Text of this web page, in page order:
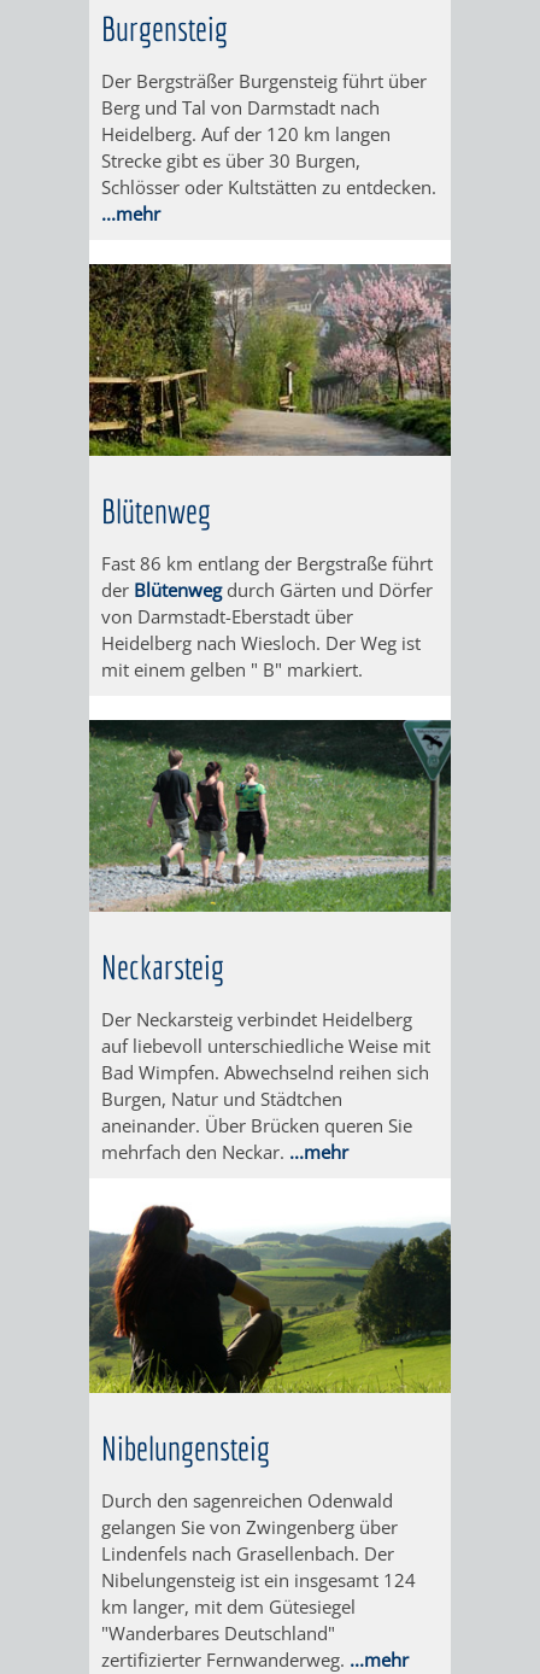
MIT
KINDERAUGEN
ERLEBEN
FÜHRUNG
AUF
GEHT‘S
GRÜFFELO
LÄNDER
–
DER
UND
DURCH
EXOTENWALD
-
VON
PILLEN,
UND
MEHR
DAS
ABC
DER
-
GANZ
ART
SCHAU-
HERMANNSHOF
WEINHEIMER
IM
IN
DEN
WACHENBERG-
VULKAN
FUCHS
´SCHE
MÜHLE
DIE
"MARIE
Burgensteig
Der Bergsträßer Burgensteig führt über
Berg und Tal von Darmstadt nach
Heidelberg. Auf der 120 km langen
Strecke gibt es über 30 Burgen,
Schlösser oder Kultstätten zu entdecken.
...mehr
Blütenweg
Fast 86 km entlang der Bergstraße führt
der Blütenwegdurch Gärten und Dörfer
von Darmstadt-Eberstadt über
Heidelberg nach Wiesloch. Der Weg ist
mit einem gelben " B" markiert.
Neckarsteig
Der Neckarsteig verbindet Heidelberg
auf liebevoll unterschiedliche Weise mit
Bad Wimpfen. Abwechselnd reihen sich
Burgen, Natur und Städtchen
aneinander. Über Brücken queren Sie
mehrfach den Neckar. ...mehr
Nibelungensteig
Durch den sagenreichen Odenwald
gelangen Sie von Zwingenberg über
Lindenfels nach Grasellenbach. Der
Nibelungensteig ist ein insgesamt 124
km langer, mit dem Gütesiegel
"Wanderbares Deutschland"
zertifizierter Fernwanderweg. ...mehr